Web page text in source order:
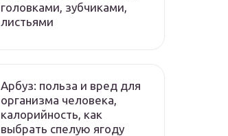
головками, зубчиками,
листьями
Арбуз: польза и вред для
организма человека,
калорийность, как
выбрать спелую ягоду